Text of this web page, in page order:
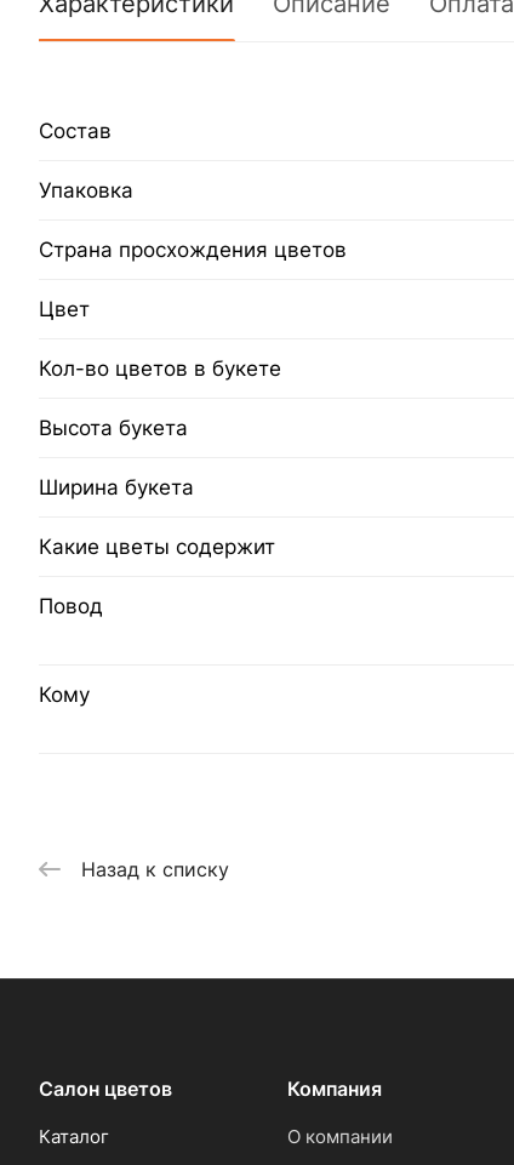
Состав
Упаковка
Страна просхождения цветов
Цвет
Кол-во цветов в букете
Высота букета
Ширина букета
Какие цветы содержит
Повод
Кому
Назад к списку
Салон цветов
Каталог
Компания
О компании